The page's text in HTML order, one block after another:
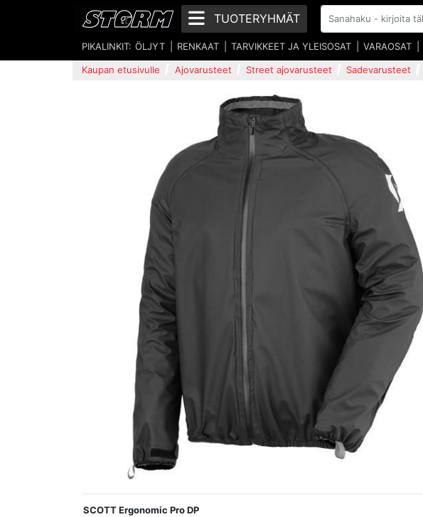
TUOTERYHMÄT
PIKALINKIT: ÖLJYT RENKAAT TARVIKKEET JA YLEISOSAT VARAOSAT
Kaupan etusivulle Ajovarusteet Street ajovarusteet Sadevarusteet
SCOTT Ergonomic Pro DP